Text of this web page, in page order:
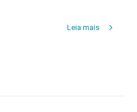
Leia mais